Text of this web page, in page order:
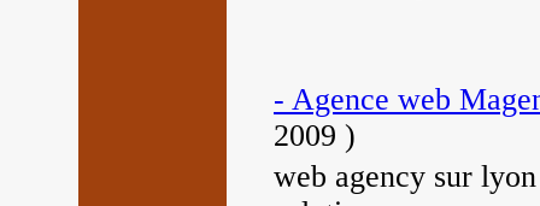
- Agence web
2009 )
web agency sur